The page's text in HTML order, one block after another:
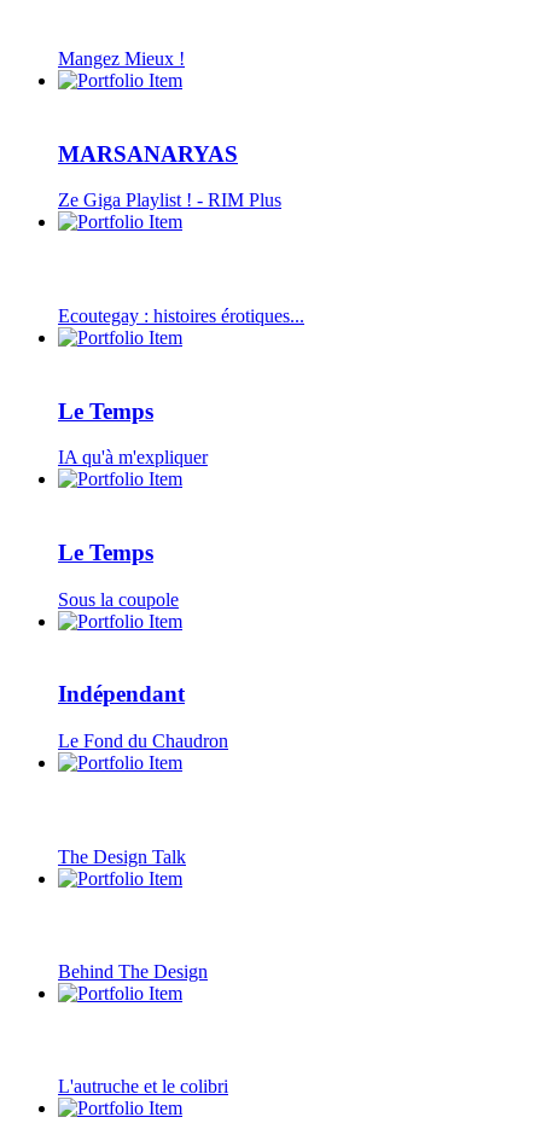
Mangez Mieux !
MARSANARYAS
Ze Giga Playlist ! - RIM Plus
Ecoutegay : histoires érotiques...
Le Temps
IA qu'à m'expliquer
Le Temps
Sous la coupole
Indépendant
Le Fond du Chaudron
The Design Talk
Behind The Design
L'autruche et le colibri